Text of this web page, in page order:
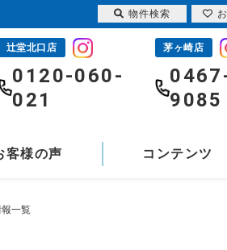
辻堂北口店
0120-060-
021
茅ヶ崎店
9085
客様の声 コンテンツ
一覧
物件検索